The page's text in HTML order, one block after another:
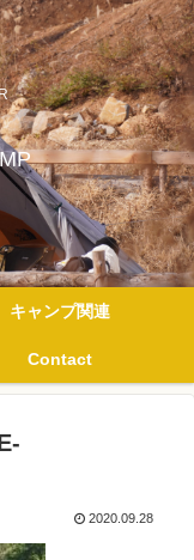
キャンプ関連
Contact
2020.09.28